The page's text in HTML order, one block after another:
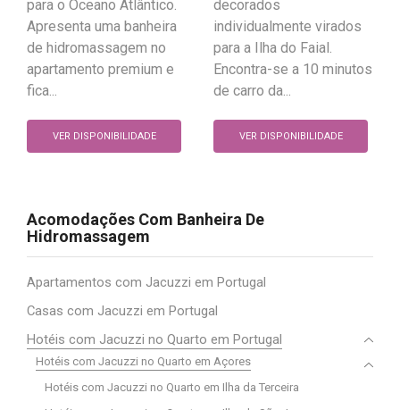
para o Oceano Atlântico.
Apresenta uma banheira
de hidromassagem no
apartamento premium e
fica...
VER DISPONIBILIDADE
decorados
individualmente virados
para a Ilha do Faial.
Encontra-se a 10 minutos
de carro da...
VER DISPONIBILIDADE
Acomodações Com Banheira De
Hidromassagem
Apartamentos com Jacuzzi em Portugal
Casas com Jacuzzi em Portugal
Hotéis com Jacuzzi no Quarto em Portugal
Hotéis com Jacuzzi no Quarto em Açores
Hotéis com Jacuzzi no Quarto em Ilha da Terceira